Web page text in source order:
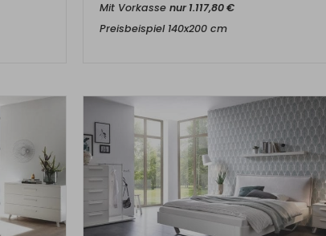
Mit Vorkasse nur1.117,80€
Preisbeispiel 140x200 cm